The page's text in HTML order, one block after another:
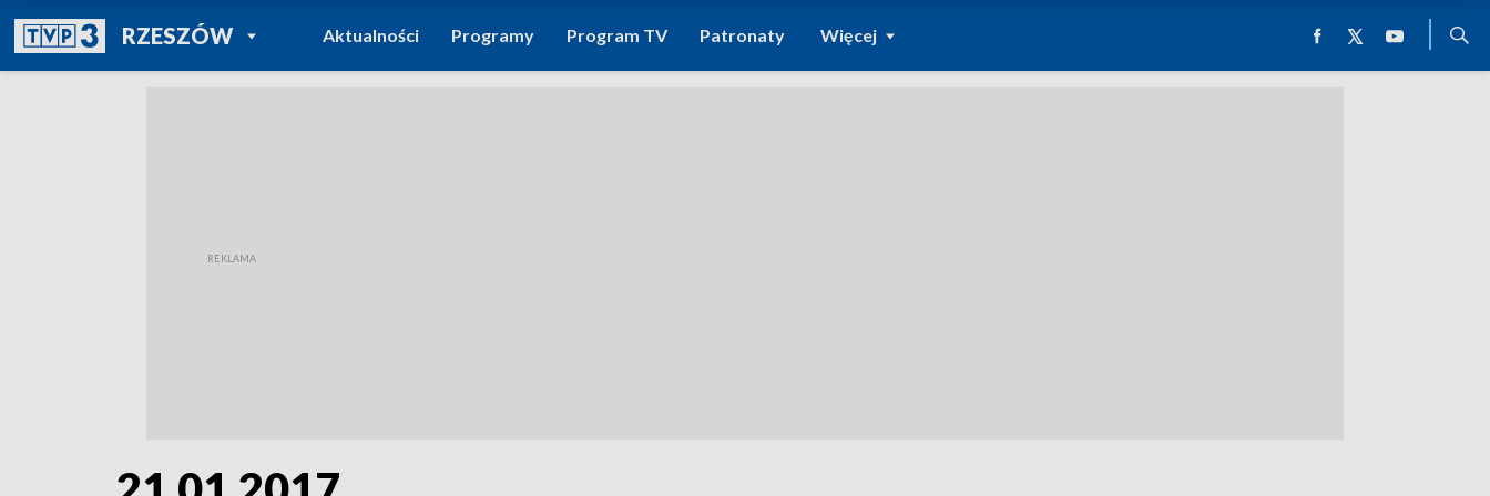
RZESZÓWPOWRÓT DO
TVP REGIONY
Aktualności Programy Program TV Patronaty Więcej